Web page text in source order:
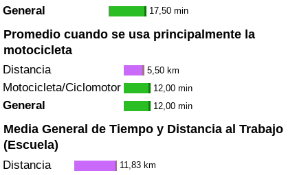
General 17,50 min
Promedio cuando se usa principalmente la
motocicleta
Distancia 5,50 km
Motocicleta/Ciclomotor 12,00 min
General 12,00 min
Media General de Tiempo y Distancia al Trabajo
(Escuela)
Distancia 11,83 km
Índice de contaminación
Índice de Contaminación por País
Tráfico
Índice de Tráfico (Actual)